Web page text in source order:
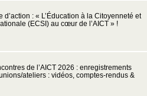
d’action : « L’Éducation à la Citoyenneté et
(ECSI) au cœur de l’AICT » !
de l’AICT 2026 : enregistrements
ateliers : vidéos, comptes-rendus &